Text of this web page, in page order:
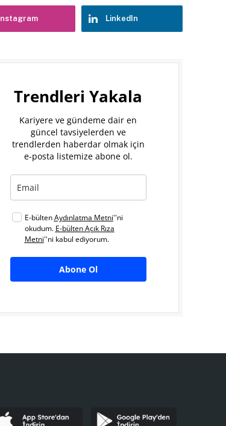
Instagram LinkedIn
Trendleri Yakala
Kariyere ve gündeme dair en
güncel tavsiyelerden ve
trendlerden haberdar olmak için
e-posta listemize abone ol.
E-bültenAydınlatma Metni''ni
okudum. E-bülten Açık Rıza
Metni''ni kabul ediyorum.
Abone Ol